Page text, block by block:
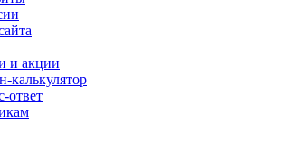
и акции
калькулятор
ответ